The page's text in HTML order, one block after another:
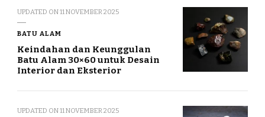
UPDATED ON11 NOVEMBER 2025
BATU ALAM
Keindahan dan Keunggulan
Batu Alam 30×60 untuk Desain
Interior dan Eksterior
UPDATED ON11 NOVEMBER 2025